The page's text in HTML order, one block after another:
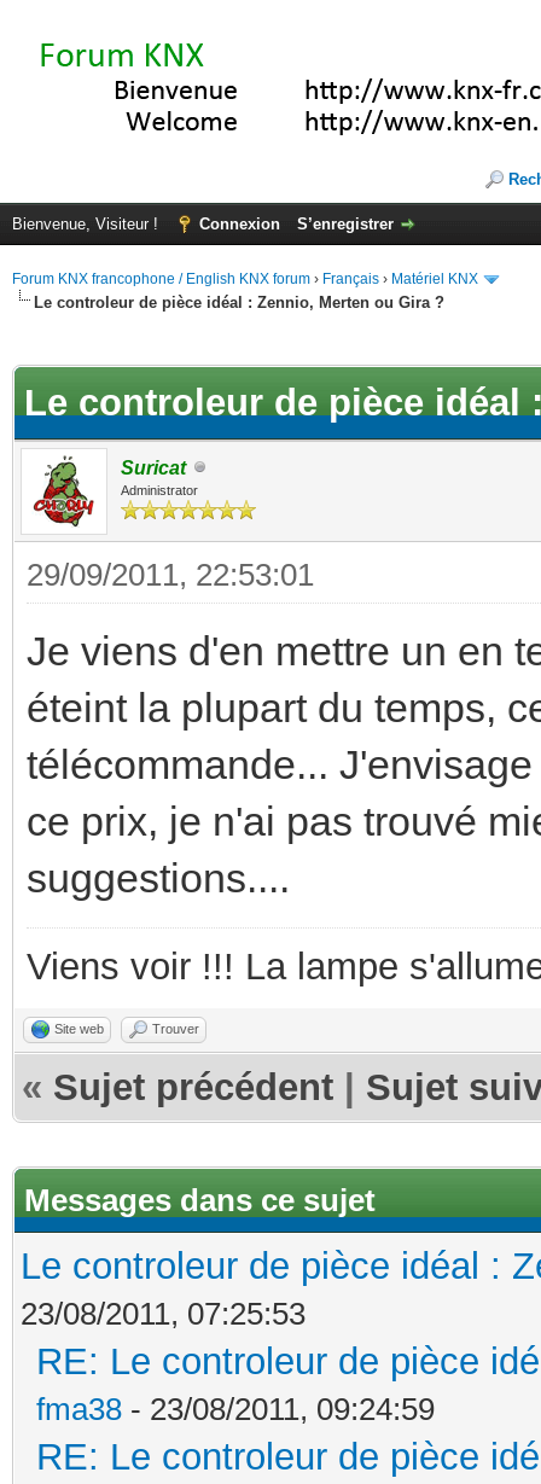
Bienvenue, Visiteur ! Connexion S’enregistrer
Forum KNX francophone / English KNX forum › Français › Matériel KNX
Le controleur de pièce idéal : Zennio, Merten ou Gira ?
Le controleur de pièce idéal
Suricat
Administrator
29/09/2011, 22:53:01
Je viens d'en mettre un en
éteint la plupart du temps,
télécommande...
ce prix, je n'ai pas trouvé
suggestions....
Viens voir !!! La lampe
Site web Trouver
« Sujet précédent Sujet
Messages dans ce sujet
Le controleur de pièce idéal :
23/08/2011, 07:25:53
RE: Le controleur de pièce
fma38 - 23/08/2011, 09:24:59
RE: Le controleur de pièce